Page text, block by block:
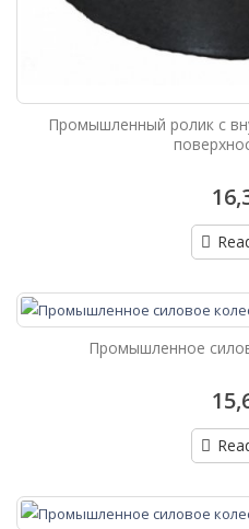
Промышленный ролик с
Промышленное